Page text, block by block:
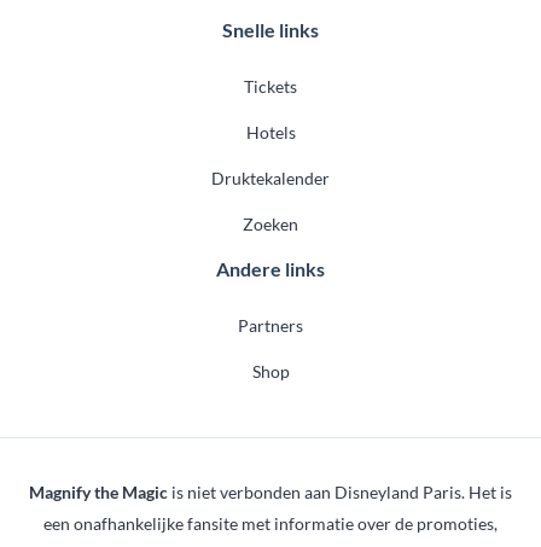
Snelle links
Tickets
Hotels
Druktekalender
Zoeken
Andere links
Partners
Shop
Magnify the Magic is niet verbonden aan Disneyland Paris. Het is
een onafhankelijke fansite met informatie over de promoties,